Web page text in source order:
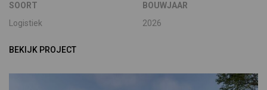
SOORT
Logistiek
BOUWJAAR
2026
BEKIJK PROJECT